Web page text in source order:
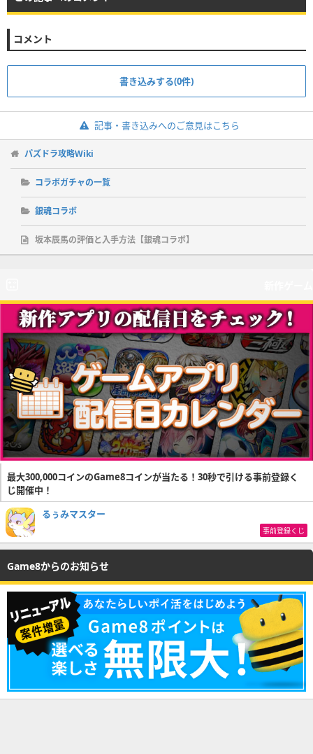
コメント
書き込みする(0件)
記事・書き込みへのご意見はこちら
パズドラ攻略Wiki
コラボガチャの一覧
銀魂コラボ
坂本辰馬の評価と入手方法【銀魂コラボ】
最大300,000コインのGame8コインが当たる！30秒で引ける事前登録く
じ開催中！
るぅみマスター
事前登録くじ
Game8からのお知らせ